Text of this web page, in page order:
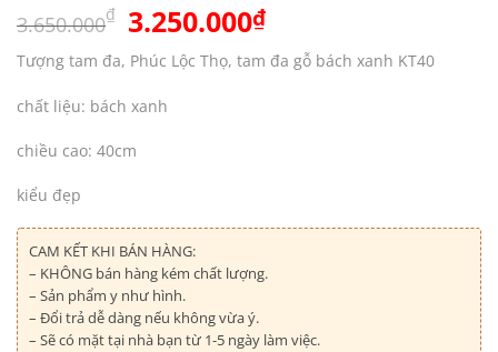
3.650.000₫ Giá
gốc
là:
3.650.000₫.
3.250.000₫Giá
hiện
tại
Tượng tam đa, Phúc Lộc Thọ, tam đa gỗ bách xanh KT40
chất liệu: bách xanh
chiều cao: 40cm
kiểu đẹp
CAM KẾT KHI BÁN HÀNG:
– KHÔNG bán hàng kém chất lượng.
– Sản phẩm y như hình.
– Đổi trả dễ dàng nếu không vừa ý.
– Sẽ có mặt tại nhà bạn từ 1-5 ngày làm việc.